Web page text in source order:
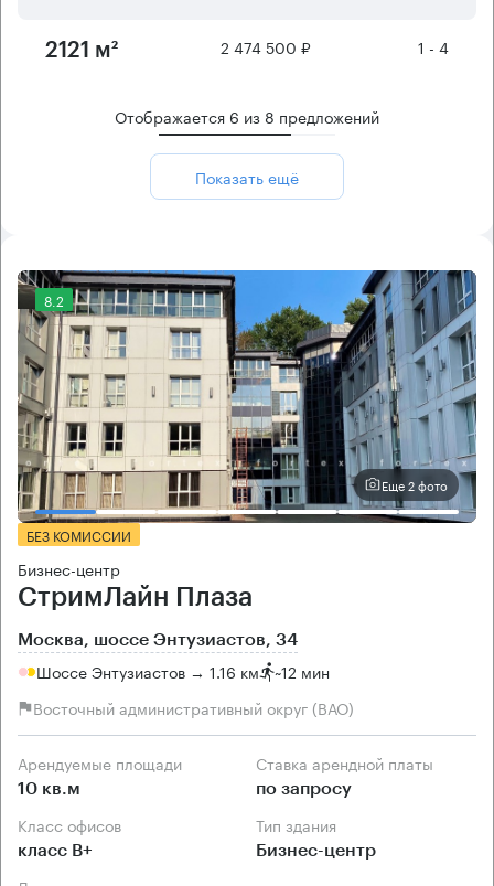
2121 м² 2 474 500 ₽ 1 - 4
Отображается 6 из 8 предложений
Показать ещё
8.2
Еще 2 фото
БЕЗ КОМИССИИ
Бизнес-центр
СтримЛайн Плаза
Москва, шоссе Энтузиастов, 34
Шоссе Энтузиастов → 1.16 км ~12 мин
Восточный административный округ (ВАО)
Арендуемые площади
10 кв.м
Ставка арендной платы
по запросу
Класс офисов
класс B+
Тип здания
Бизнес-центр